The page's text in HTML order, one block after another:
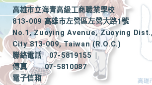
高雄市立海青高級工商職業學校
813-009 高雄市左營區左營大路1號
No.1, Zuoying Avenue, Zuoying
City 813-009, Taiwan (R.O.C.)
聯絡電話
07-5819155
|
傳真
07-5810087
電子信箱